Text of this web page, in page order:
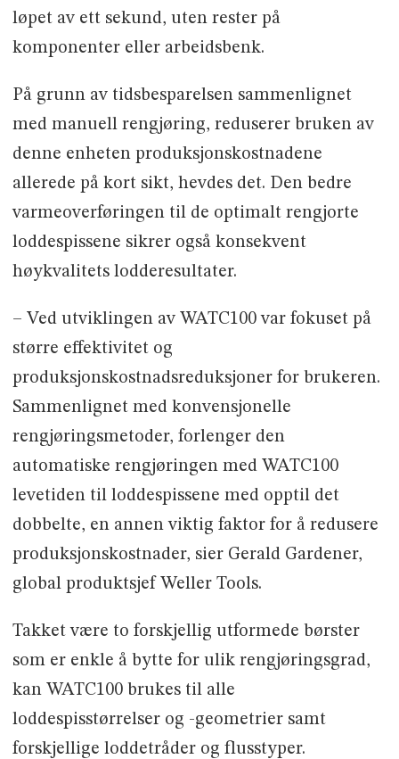
løpet av ett sekund, uten rester på
komponenter eller arbeidsbenk.
På grunn av tidsbesparelsen sammenlignet
med manuell rengjøring, reduserer bruken av
denne enheten produksjonskostnadene
allerede på kort sikt, hevdes det. Den bedre
varmeoverføringen til de optimalt rengjorte
loddespissene sikrer også konsekvent
høykvalitets lodderesultater.
– Ved utviklingen av WATC100 var fokuset på
større effektivitet og
produksjonskostnadsreduksjoner for brukeren.
Sammenlignet med konvensjonelle
rengjøringsmetoder, forlenger den
automatiske rengjøringen med WATC100
levetiden til loddespissene med opptil det
dobbelte, en annen viktig faktor for å redusere
produksjonskostnader, sier Gerald Gardener,
global produktsjef Weller Tools.
Takket være to forskjellig utformede børster
som er enkle å bytte for ulik rengjøringsgrad,
kan WATC100 brukes til alle
loddespisstørrelser og -geometrier samt
forskjellige loddetråder og flusstyper.